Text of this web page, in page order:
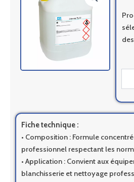
refill
-
Fiche technique :
• Composition : Formule
professionnel respectant les
• Application : Convient aux
blanchisserie et nettoyage